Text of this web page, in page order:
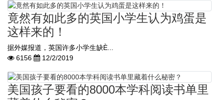
竟然有如此多的英国小学生认为鸡蛋是
这样来的！
据外媒报道，英国许多小学生缺È...
6156
12/2/2019
美国孩子要看的8000本学科阅读书单里